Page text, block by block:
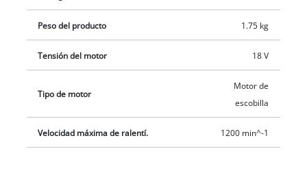
Peso del producto 1.75 kg
Tensión del motor 18 V
Tipo de motor
Motor de
escobilla
Velocidad máxima de ralentí. 1200 min^-1